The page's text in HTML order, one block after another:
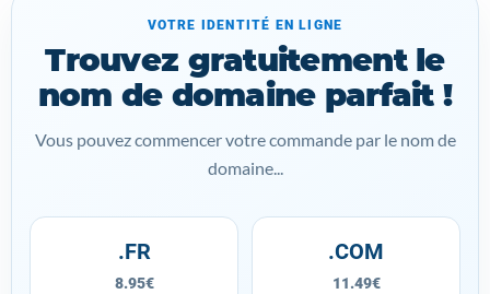
VOTRE IDENTITÉ EN LIGNE
Trouvez gratuitement le
nom de domaine parfait !
Vous pouvez commencer votre commande par le nom de
domaine...
.FR
8.95€
.COM
11.49€